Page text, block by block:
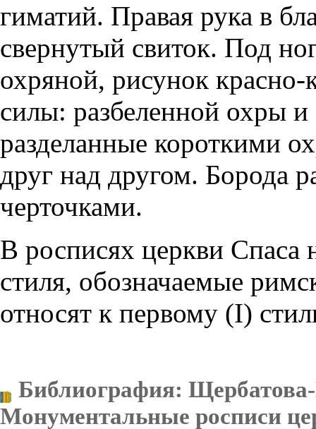
гиматий. Правая рука в
свернутый свиток. Под
охряной, рисунок
силы: разбеленной охры
разделанные короткими
друг над другом. Борода
черточками.
В росписях церкви Спаса
стиля, обозначаемые
относят к первому (I)
Библиография:
Монументальные росписи